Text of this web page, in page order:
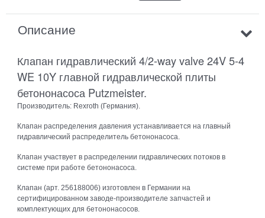
Описание
Клапан гидравлический 4/2-way valve 24V 5-4
WE 10Y главной гидравлической плиты
бетононасоса Putzmeister.
Производитель: Rexroth (Германия).
Клапан распределения давления устанавливается на главный
гидравлический распределитель бетононасоса.
Клапан участвует в распределении гидравлических потоков в
системе при работе бетононасоса.
Клапан (арт. 256188006) изготовлен в Германии на
сертифицированном заводе-производителе запчастей и
комплектующих для бетононасосов.